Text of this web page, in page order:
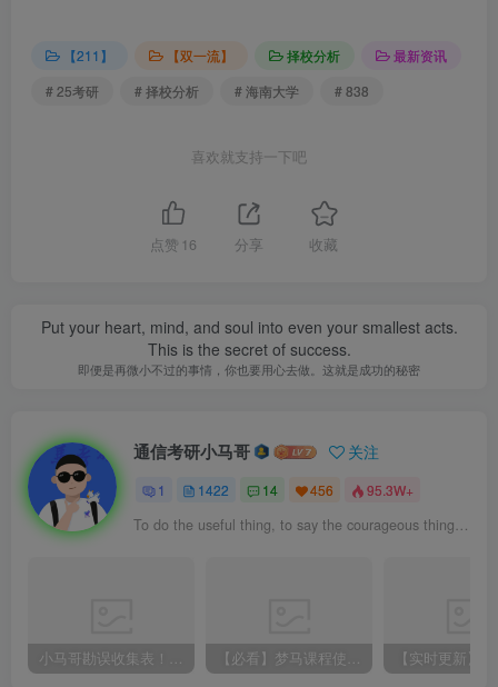
【211】 【双一流】 择校分析
最新资讯
# 25考研
# 择校分析 # 海南大学 # 838
喜欢就支持一下吧
点赞 16 分享 收藏
Put your heart, mind, and soul into even your smallest acts.
This is the secret of success.
即便是再微小不过的事情，你也要用心去做。这就是成功的秘密
通信考研小马哥 关注
1 1422 14 456 95.3W+
To do the useful thing, to say the courageous thing, to contemplate the beautiful thing: that’s enough for one man’s life.
小马哥勘误收集表！感谢您的支持！ 【必看】梦马课程使用方法！